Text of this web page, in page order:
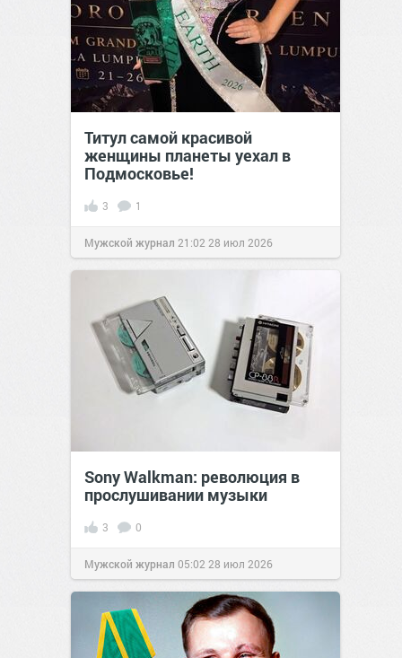
Титул самой красивой
женщины планеты уехал в
Подмосковье!
3 1
Мужской журнал 21:02 28 июл 2026
Sony Walkman: революция в
прослушивании музыки
3 0
Мужской журнал 05:02 28 июл 2026